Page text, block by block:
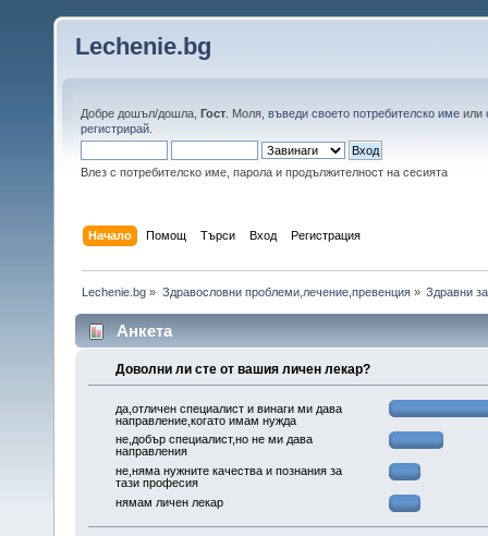
Lechenie.bg
Добре дошъл/дошла, Гост . Моля, въведи своето потребителско име или
регистрирай
Влез с потребителско име, парола и продължителност на сесията
Начало Помощ Търси Вход Регистрация
Lechenie.bg » Здравословни проблеми,лечение,превенция» Здравни
Анкета
Доволни ли сте от вашия личен лекар?
да,отличен специалист и винаги ми дава
направление,когато имам нужда
не,добър специалист,но не ми дава
направления
не,няма нужните качества и познания за
тази професия
нямам личен лекар